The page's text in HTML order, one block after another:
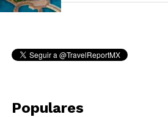
Populares